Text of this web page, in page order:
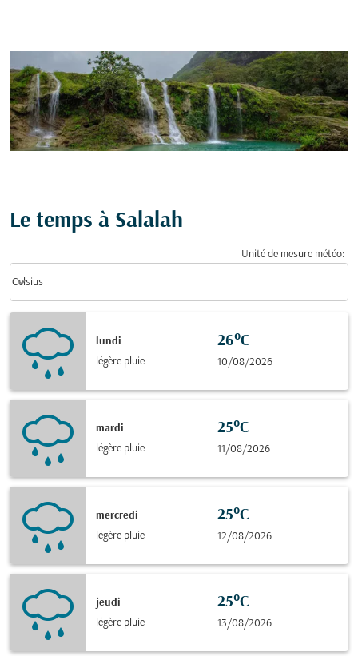
Le temps à Salalah
Unité de mesure météo:
Celsius
keyboard_arrow_down
lundi
légère pluie
26°C
10/08/2026
mardi
légère pluie
25°C
11/08/2026
mercredi
légère pluie
25°C
12/08/2026
jeudi
légère pluie
25°C
13/08/2026